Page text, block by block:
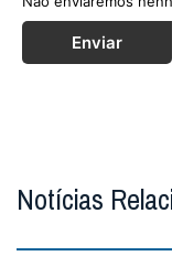
Enviar
Notícias